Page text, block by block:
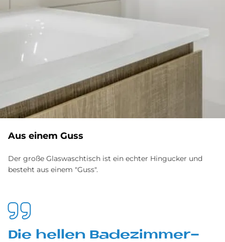
Aus ei­nem Guss
Der große Glaswaschtisch ist ein echter Hingucker und
besteht aus einem "Guss".
Die hel­len Ba­de­zim­mer­